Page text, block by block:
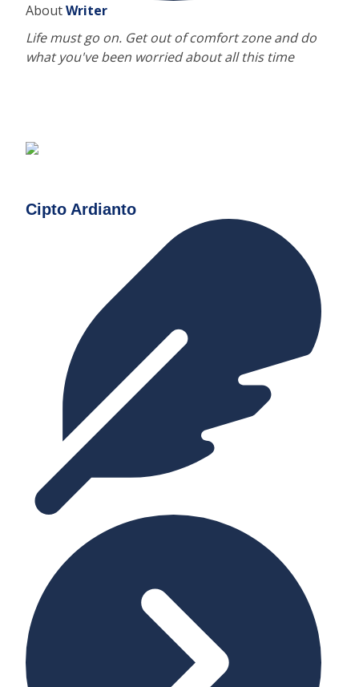
AboutWriter
Life must go on. Get out of comfort zone and do
what you've been worried about all this time
Cipto Ardianto